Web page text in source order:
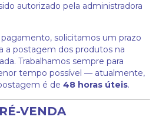
autorizado pela administradora
solicitamos um prazo
a postagem dos produtos na
Trabalhamos sempre para
tempo possível — atualmente,
é de 48 horas úteis.
VENDA